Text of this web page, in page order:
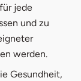
jede
und zu
werden.
Gesundheit,